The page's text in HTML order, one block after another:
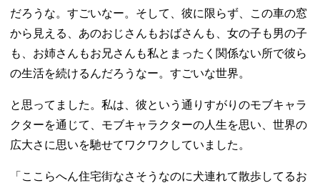
だろうな。すごいなー。そして、彼に限らず、この車の窓
から見える、あのおじさんもおばさんも、女の子も男の子
も、お姉さんもお兄さんも私とまったく関係ない所で彼ら
の生活を続けるんだろうなー。すごいな世界。
と思ってました。私は、彼という通りすがりのモブキャラ
クターを通じて、モブキャラクターの人生を思い、世界の
広大さに思いを馳せてワクワクしていました。
「ここらへん住宅街なさそうなのに犬連れて散歩してるお